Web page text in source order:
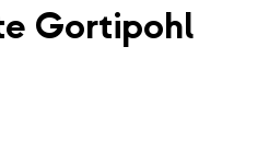
Gortipohl